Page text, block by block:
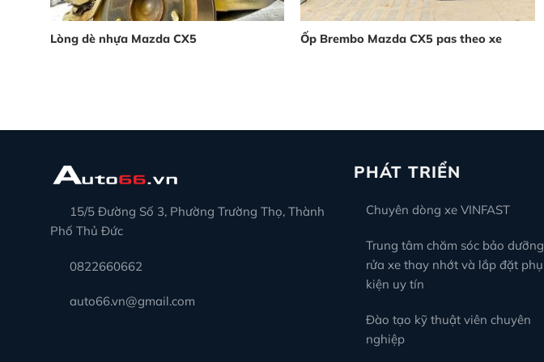
Lòng dè nhựa Mazda CX5 Ốp Brembo Mazda CX5 pas theo xe
15/5 Đường Số 3, Phường Trường Thọ, Thành
Phố Thủ Đức
0822660662
auto66.vn@gmail.com
PHÁT TRIỂN
Chuyên dòng xe VINFAST
Trung tâm chăm sóc bảo dưỡng
rửa xe thay nhớt và lắp đặt phụ
kiện uy tín
Đào tạo kỹ thuật viên chuyên
nghiệp